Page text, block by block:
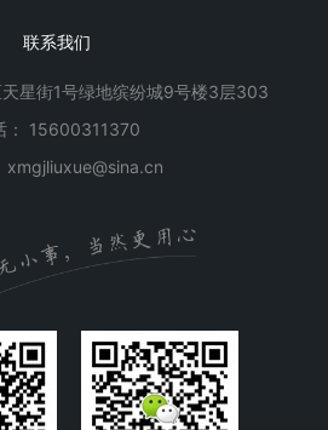
联系我们
星街1号绿地缤纷城9号楼3层303
： 15600311370
xmgjliuxue@sina.cn